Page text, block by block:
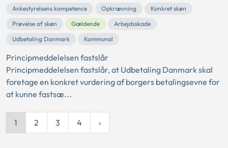
Ankestyrelsens kompetence
Opkrævning
Konkret skøn
Prøvelse af skøn
Gældende
Arbejdsskade
Udbetaling Danmark
Kommunal
Principmeddelelsen fastslår
Principmeddelelsen fastslår, at Udbetaling Danmark skal
foretage en konkret vurdering af borgers betalingsevne for
at kunne fastsæ...
1 2 3 4